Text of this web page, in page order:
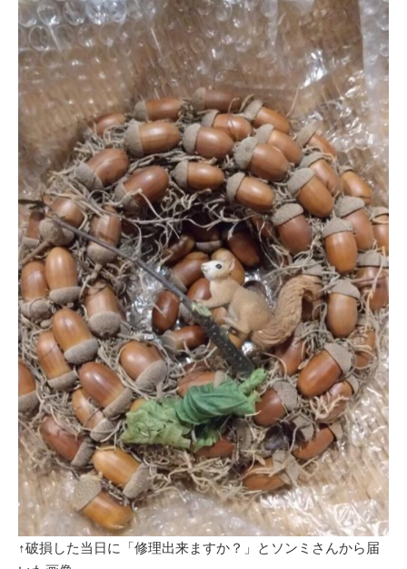
↑破損した当日に「修理出来ますか？」とソンミさんから届